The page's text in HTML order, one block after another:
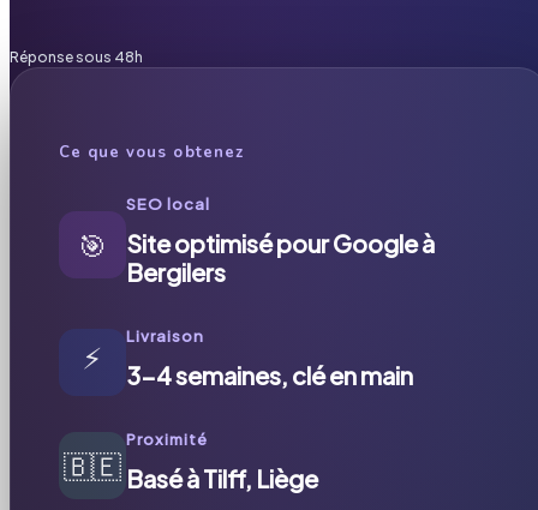
Réponse sous 48h
Ce que vous obtenez
🎯
SEO local
Site optimisé pour Google à
Bergilers
⚡
Livraison
3-4 semaines, clé en main
🇧🇪
Proximité
Basé à Tilff, Liège